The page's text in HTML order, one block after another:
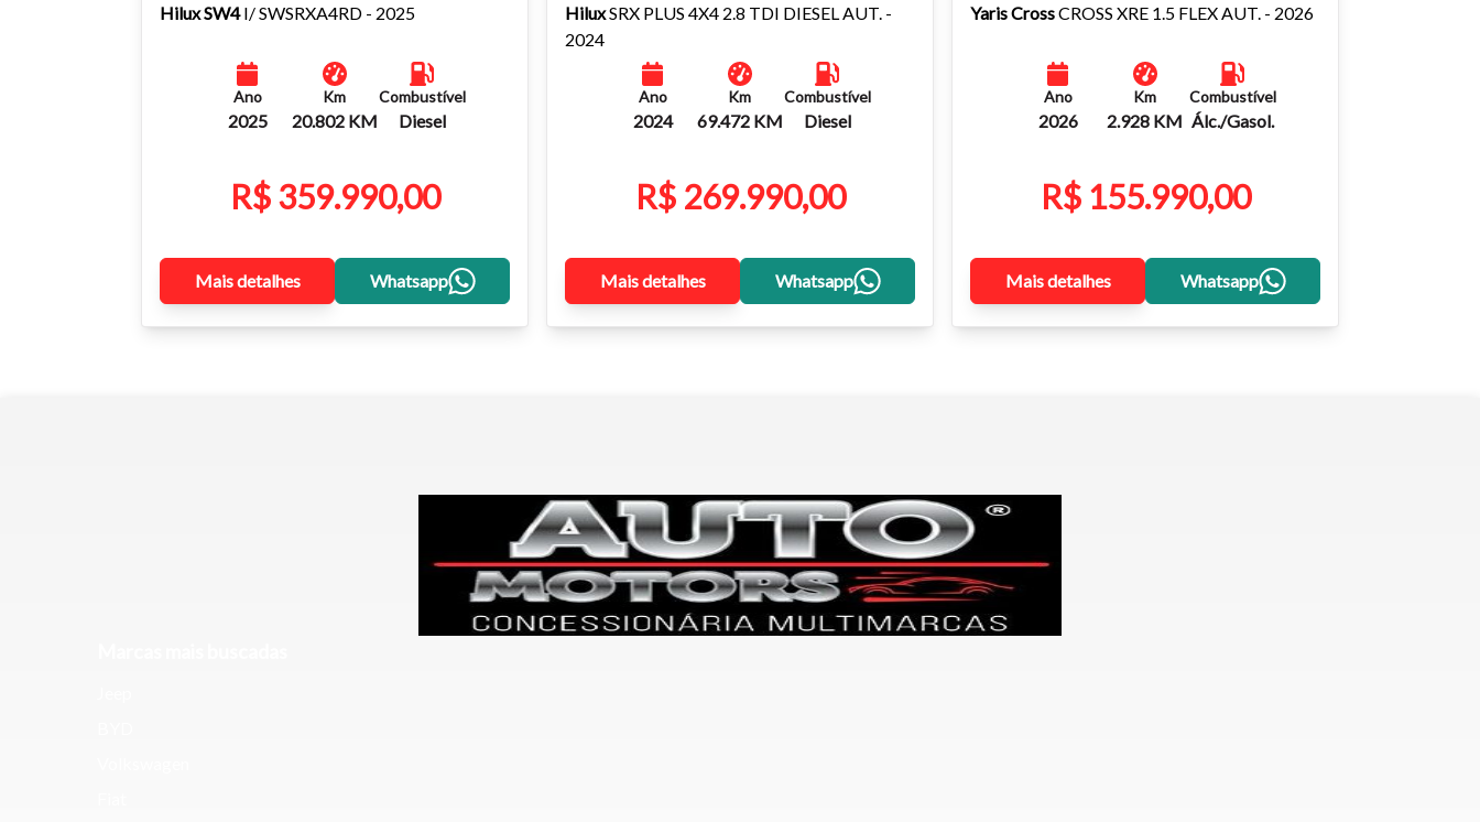
Tamanho do texto
Fechar
Hilux SW4 I/ SWSRXA4RD - 2025
Ano
2025
Km
20.802 KM
Combustível
Diesel
R$ 359.990,00
Mais detalhes Whatsapp
HiluxSRX PLUS 4X4 2.8 TDI DIESEL AUT. -
2024
Ano
2024
Km
69.472 KM
Combustível
Diesel
R$ 269.990,00
Mais detalhes Whatsapp
Yaris CrossCROSS XRE 1.5 FLEX AUT. - 2026
Ano
2026
Km
2.928 KM
Combustível
Álc./Gasol.
R$ 155.990,00
Mais detalhes Whatsapp